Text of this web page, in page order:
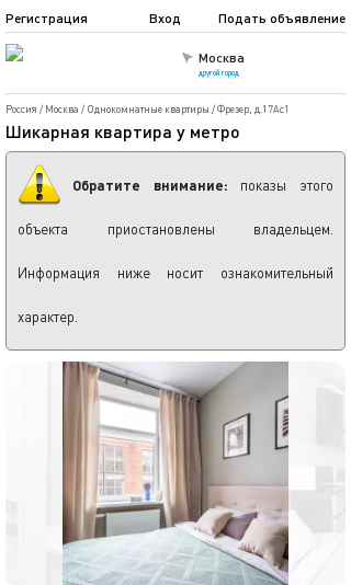
Москва
другой город
Подать объявление
Регистрация Вход
Россия / Москва / Однокомнатные квартиры /Фрезер, д.17Ас1
Шикарная квартира у метро
Обратите внимание: показы этого
объекта приостановлены владельцем.
Информация ниже носит ознакомительный
характер.